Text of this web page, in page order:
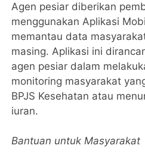
Agen pesiar diberikan
menggunakan Aplikasi
memantau data
masing. Aplikasi ini
agen pesiar dalam
monitoring masyarakat
BPJS Kesehatan atau
iuran.
Bantuan untuk Masyarakat